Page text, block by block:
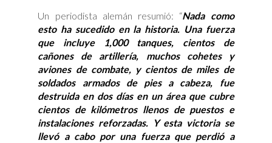
Un periodista alemán resumió: “Nada como
esto ha sucedido en la historia. Una fuerza
que incluye 1,000 tanques, cientos de
cañones de artillería, muchos cohetes y
aviones de combate, y cientos de miles de
soldados armados de pies a cabeza, fue
destruida en dos días en un área que cubre
cientos de kilómetros llenos de puestos e
instalaciones reforzadas. Y esta victoria se
llevó a cabo por una fuerza que perdió a